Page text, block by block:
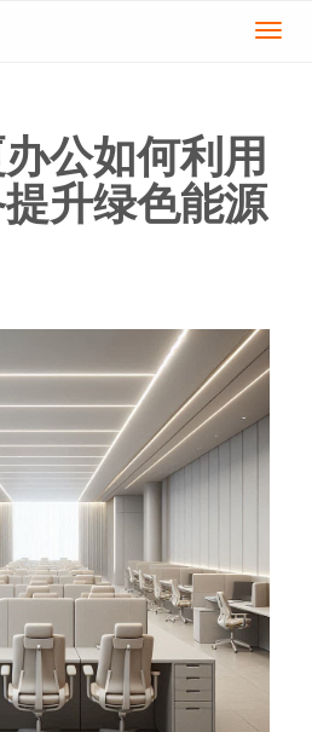
切
公如何利用
升绿色能源